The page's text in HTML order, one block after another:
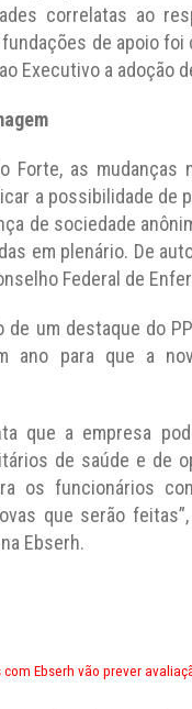
correlatas ao
de apoio foi
Executivo a adoção
Forte, as
a possibilidade de
de sociedade
em plenário. De
Federal de
de um destaque do
ano para que a
que a empresa
de saúde e de
os funcionários
que serão
Ebserh.
Ebserh vão prever